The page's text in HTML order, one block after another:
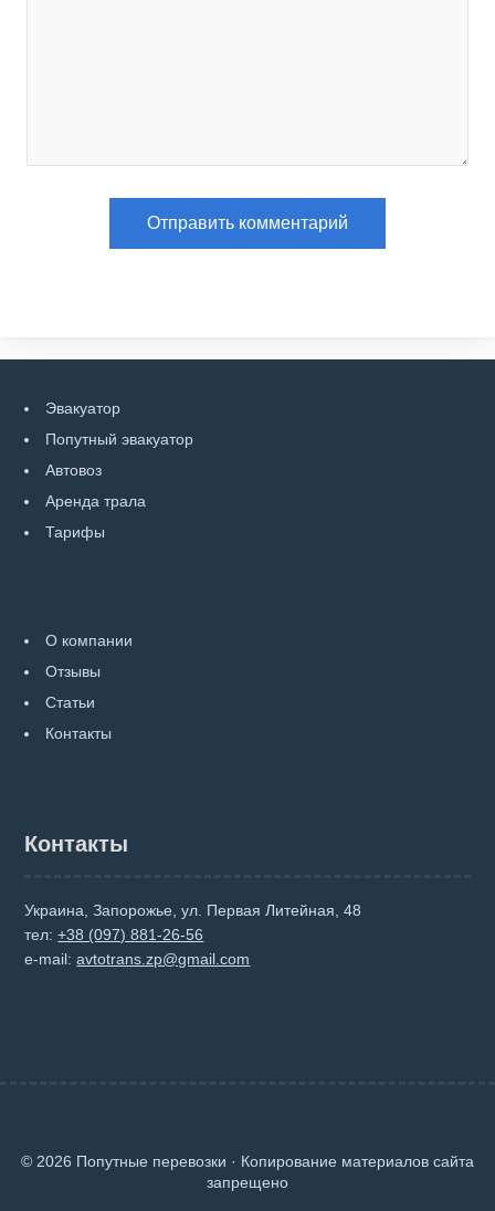
Эвакуатор
Попутный эвакуатор
Автовоз
Аренда трала
Тарифы
О компании
Отзывы
Статьи
Контакты
Контакты
Украина, Запорожье, ул. Первая Литейная, 48
тел:+38 (097) 881-26-56
e-mail:avtotrans.zp@gmail.com
© 2026 Попутные перевозки · Копирование материалов сайта
запрещено